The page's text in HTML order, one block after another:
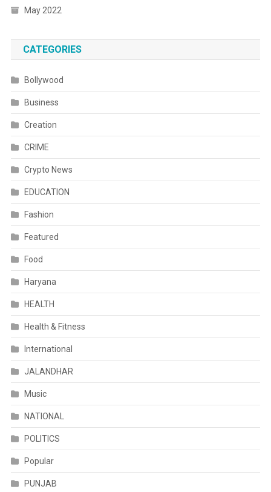
May 2022
CATEGORIES
Bollywood
Business
Creation
CRIME
Crypto News
EDUCATION
Fashion
Featured
Food
Haryana
HEALTH
Health & Fitness
International
JALANDHAR
Music
NATIONAL
POLITICS
Popular
PUNJAB